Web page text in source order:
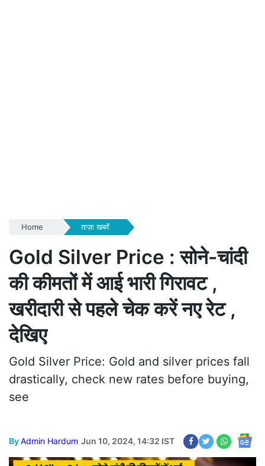
Home ताज़ा खबरें
Gold Silver Price : सोने-चांदी
की कीमतों में आई भारी गिरावट ,
खरीदारी से पहले चेक करें नए रेट ,
देखिए
Gold Silver Price: Gold and silver prices fall
drastically, check new rates before buying,
see
ByAdmin Hardum Jun 10, 2024, 14:32 IST